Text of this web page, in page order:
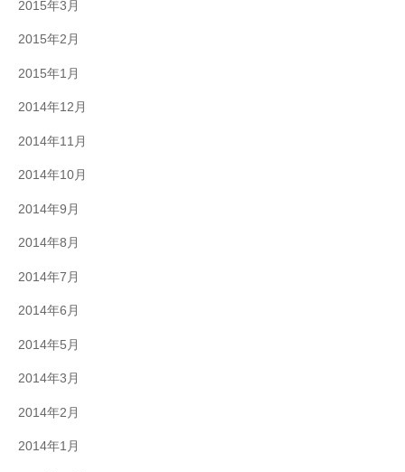
2015年3月
2015年2月
2015年1月
2014年12月
2014年11月
2014年10月
2014年9月
2014年8月
2014年7月
2014年6月
2014年5月
2014年3月
2014年2月
2014年1月